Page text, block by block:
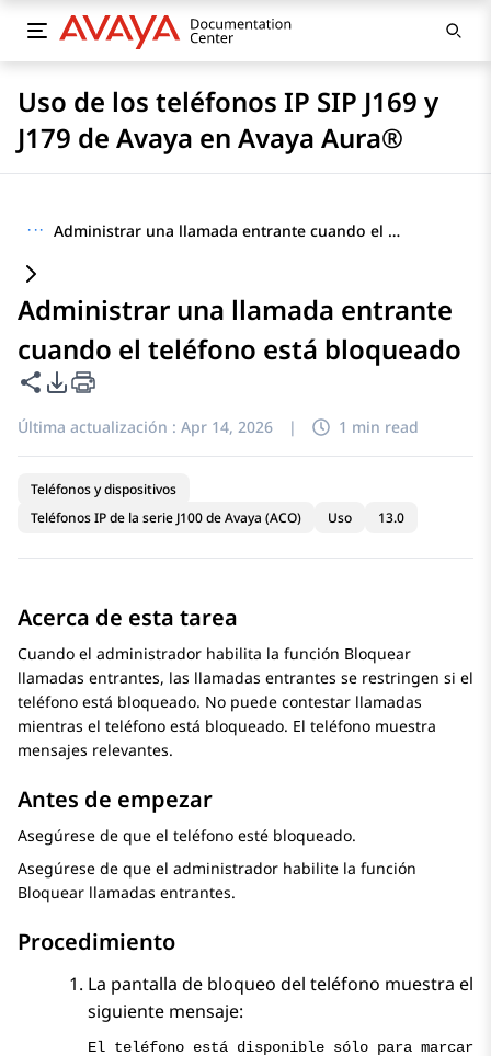
Uso de los teléfonos IP SIP J169 y
J179 de Avaya en Avaya Aura®
··· Administrar una llamada entrante cuando el teléfono está bloqueado
Administrar una llamada entrante
cuando el teléfono está bloqueado
Compartir esta página
Opciones de exportación de PDF
Última actualización : Apr 14, 2026 | 1 min read
Teléfonos y dispositivos
Teléfonos IP de la serie J100 de Avaya (ACO)
Uso 13.0
Acerca de esta tarea
Cuando el administrador habilita la función Bloquear
llamadas entrantes, las llamadas entrantes se restringen si el
teléfono está bloqueado. No puede contestar llamadas
mientras el teléfono está bloqueado. El teléfono muestra
mensajes relevantes.
Antes de empezar
Asegúrese de que el teléfono esté bloqueado.
Asegúrese de que el administrador habilite la función
Bloquear llamadas entrantes.
Procedimiento
La pantalla de bloqueo del teléfono muestra el
siguiente mensaje:
El teléfono está disponible sólo para marcar